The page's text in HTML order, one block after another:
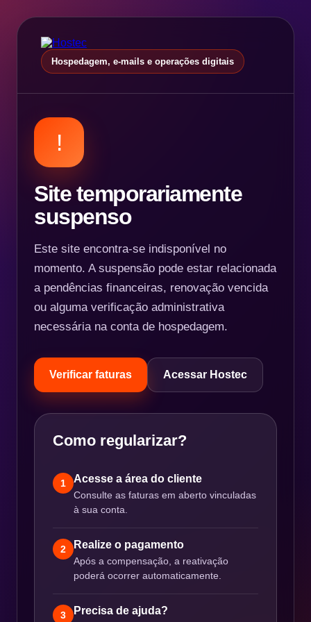
Hospedagem, e-mails e operações digitais
!
Site temporariamente
suspenso
Este site encontra-se indisponível no
momento. A suspensão pode estar relacionada
a pendências financeiras, renovação vencida
ou alguma verificação administrativa
necessária na conta de hospedagem.
Verificar faturas Acessar Hostec
Como regularizar?
1 Acesse a área do cliente
Consulte as faturas em aberto vinculadas
à sua conta.
2 Realize o pagamento
Após a compensação, a reativação
poderá ocorrer automaticamente.
3 Precisa de ajuda?